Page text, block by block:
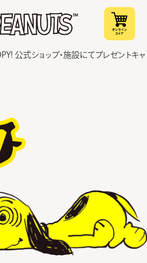
公式ショップ・施設にてプレゼントキャ